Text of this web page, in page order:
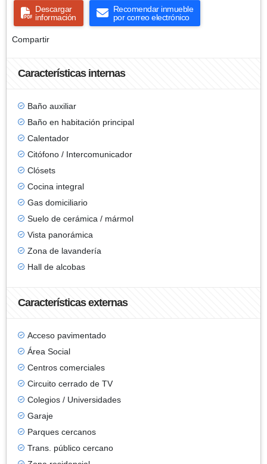
Descargar
información
Recomendar inmueble
por correo electrónico
Compartir
Características internas
Baño auxiliar
Baño en habitación principal
Calentador
Citófono / Intercomunicador
Clósets
Cocina integral
Gas domiciliario
Suelo de cerámica / mármol
Vista panorámica
Zona de lavandería
Hall de alcobas
Características externas
Acceso pavimentado
Área Social
Centros comerciales
Circuito cerrado de TV
Colegios / Universidades
Garaje
Parques cercanos
Trans. público cercano